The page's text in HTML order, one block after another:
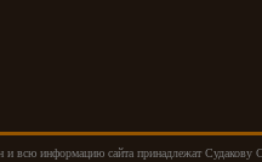
всю информацию сайта принадлежат Судакову